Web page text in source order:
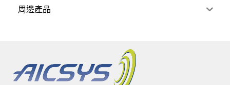
周邊產品